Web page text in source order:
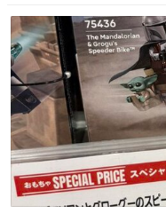
ト
数
数